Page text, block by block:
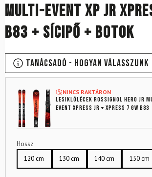
Multi-Event Xp Jr
B83 + sícipő + botok
Tanácsadó - Hogyan válasszunk
NINCS RAKTÁRON
Lesiklólécek ROSSIGNOL Hero Jr
Event Xpress Jr + Xpress 7 GW B83
Hossz
120 cm
130 cm 140 cm 150 cm